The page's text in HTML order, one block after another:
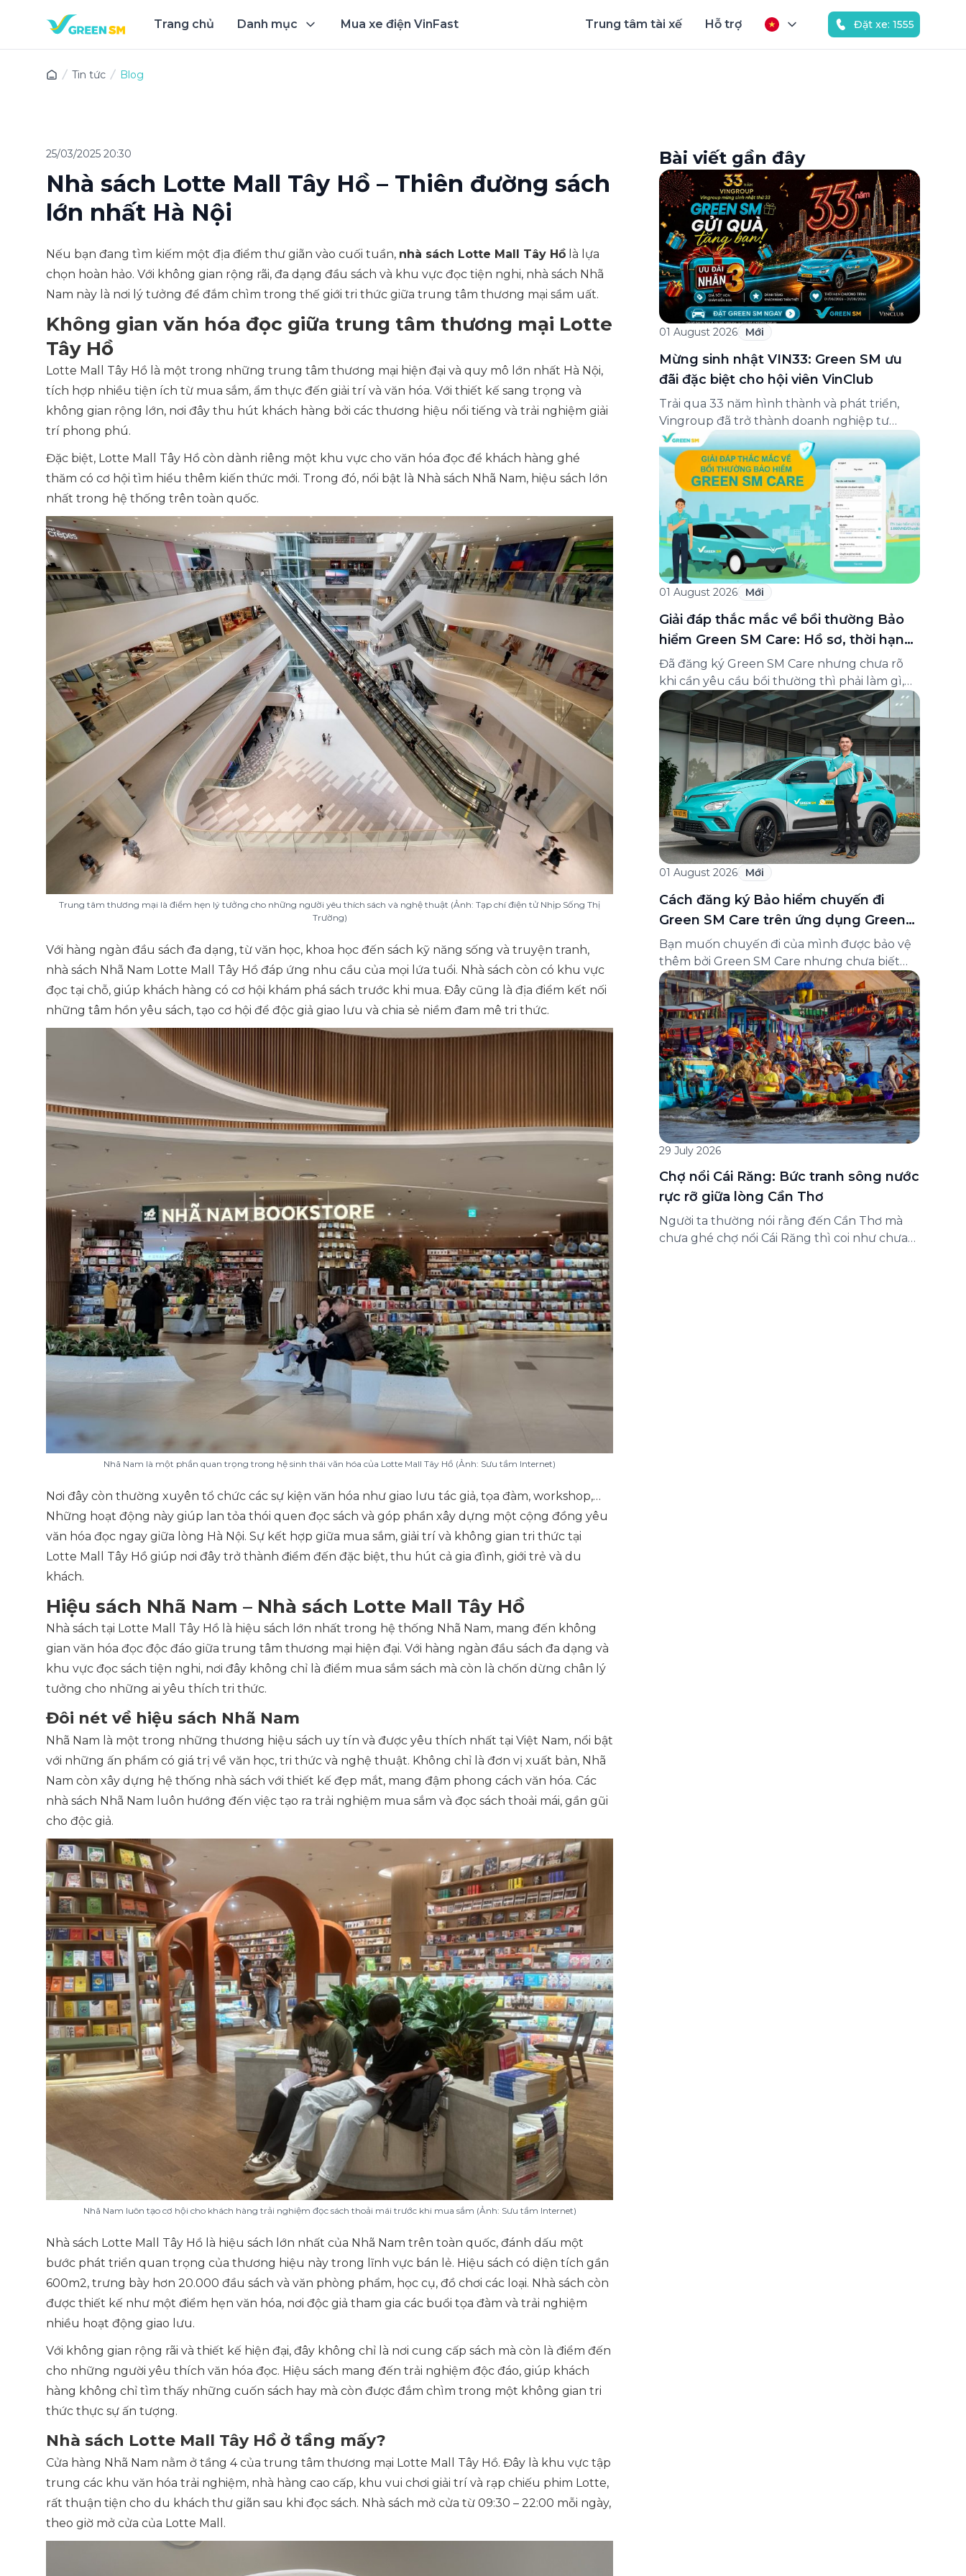
Trang chủ Danh mục Mua xe điện VinFast Trung tâm tài xế Hỗ trợ Đặt xe: 1555
Tin tức Blog
25/03/2025 20:30
Nhà sách Lotte Mall Tây Hồ – Thiên đường sách
lớn nhất Hà Nội
Nếu bạn đang tìm kiếm một địa điểm thư giãn vào cuối tuần, nhà sách Lotte Mall Tây Hồ là lựa
chọn hoàn hảo. Với không gian rộng rãi, đa dạng đầu sách và khu vực đọc tiện nghi, nhà sách Nhã
Nam này là nơi lý tưởng để đắm chìm trong thế giới tri thức giữa trung tâm thương mại sầm uất.
Không gian văn hóa đọc giữa trung tâm thương mại Lotte
Tây Hồ
Lotte Mall Tây Hồ là một trong những trung tâm thương mại hiện đại và quy mô lớn nhất Hà Nội,
tích hợp nhiều tiện ích từ mua sắm, ẩm thực đến giải trí và văn hóa. Với thiết kế sang trọng và
không gian rộng lớn, nơi đây thu hút khách hàng bởi các thương hiệu nổi tiếng và trải nghiệm giải
trí phong phú.
Đặc biệt, Lotte Mall Tây Hồ còn dành riêng một khu vực cho văn hóa đọc để khách hàng ghé
thăm có cơ hội tìm hiểu thêm kiến thức mới. Trong đó, nổi bật là Nhà sách Nhã Nam, hiệu sách lớn
nhất trong hệ thống trên toàn quốc.
Trung tâm thương mại là điểm hẹn lý tưởng cho những người yêu thích sách và nghệ thuật (Ảnh: Tạp chí điện tử Nhịp Sống Thị
Trường)
Với hàng ngàn đầu sách đa dạng, từ văn học, khoa học đến sách kỹ năng sống và truyện tranh,
nhà sách Nhã Nam Lotte Mall Tây Hồ đáp ứng nhu cầu của mọi lứa tuổi. Nhà sách còn có khu vực
đọc tại chỗ, giúp khách hàng có cơ hội khám phá sách trước khi mua. Đây cũng là địa điểm kết nối
những tâm hồn yêu sách, tạo cơ hội để độc giả giao lưu và chia sẻ niềm đam mê tri thức.
Nhã Nam là một phần quan trọng trong hệ sinh thái văn hóa của Lotte Mall Tây Hồ (Ảnh: Sưu tầm Internet)
Nơi đây còn thường xuyên tổ chức các sự kiện văn hóa như giao lưu tác giả, tọa đàm, workshop,…
Những hoạt động này giúp lan tỏa thói quen đọc sách và góp phần xây dựng một cộng đồng yêu
văn hóa đọc ngay giữa lòng Hà Nội. Sự kết hợp giữa mua sắm, giải trí và không gian tri thức tại
Lotte Mall Tây Hồ giúp nơi đây trở thành điểm đến đặc biệt, thu hút cả gia đình, giới trẻ và du
khách.
Hiệu sách Nhã Nam – Nhà sách Lotte Mall Tây Hồ
Nhà sách tại Lotte Mall Tây Hồ là hiệu sách lớn nhất trong hệ thống Nhã Nam, mang đến không
gian văn hóa đọc độc đáo giữa trung tâm thương mại hiện đại. Với hàng ngàn đầu sách đa dạng và
khu vực đọc sách tiện nghi, nơi đây không chỉ là điểm mua sắm sách mà còn là chốn dừng chân lý
tưởng cho những ai yêu thích tri thức.
Đôi nét về hiệu sách Nhã Nam
Nhã Nam là một trong những thương hiệu sách uy tín và được yêu thích nhất tại Việt Nam, nổi bật
với những ấn phẩm có giá trị về văn học, tri thức và nghệ thuật. Không chỉ là đơn vị xuất bản, Nhã
Nam còn xây dựng hệ thống nhà sách với thiết kế đẹp mắt, mang đậm phong cách văn hóa. Các
nhà sách Nhã Nam luôn hướng đến việc tạo ra trải nghiệm mua sắm và đọc sách thoải mái, gần gũi
cho độc giả.
Nhã Nam luôn tạo cơ hội cho khách hàng trải nghiệm đọc sách thoải mái trước khi mua sắm (Ảnh: Sưu tầm Internet)
Nhà sách Lotte Mall Tây Hồ là hiệu sách lớn nhất của Nhã Nam trên toàn quốc, đánh dấu một
bước phát triển quan trọng của thương hiệu này trong lĩnh vực bán lẻ. Hiệu sách có diện tích gần
600m2, trưng bày hơn 20.000 đầu sách và văn phòng phẩm, học cụ, đồ chơi các loại. Nhà sách còn
được thiết kế như một điểm hẹn văn hóa, nơi độc giả tham gia các buổi tọa đàm và trải nghiệm
nhiều hoạt động giao lưu.
Với không gian rộng rãi và thiết kế hiện đại, đây không chỉ là nơi cung cấp sách mà còn là điểm đến
cho những người yêu thích văn hóa đọc. Hiệu sách mang đến trải nghiệm độc đáo, giúp khách
hàng không chỉ tìm thấy những cuốn sách hay mà còn được đắm chìm trong một không gian tri
thức thực sự ấn tượng.
Nhà sách Lotte Mall Tây Hồ ở tầng mấy?
Cửa hàng Nhã Nam nằm ở tầng 4 của trung tâm thương mại Lotte Mall Tây Hồ. Đây là khu vực tập
trung các khu văn hóa trải nghiệm, nhà hàng cao cấp, khu vui chơi giải trí và rạp chiếu phim Lotte,
rất thuận tiện cho du khách thư giãn sau khi đọc sách. Nhà sách mở cửa từ 09:30 – 22:00 mỗi ngày,
theo giờ mở cửa của Lotte Mall.
Bài viết gần đây
01 August 2026 Mới
Mừng sinh nhật VIN33: Green SM ưu
đãi đặc biệt cho hội viên VinClub
Trải qua 33 năm hình thành và phát triển,
Vingroup đã trở thành doanh nghiệp tư
nhân đa ngành lớn nhất Việt Nam, lọt Top 30
doanh nghiệp lớn nhất Đông Nam Á theo
bảng xếp hạng của Tạp chí Fortune (Mỹ).
Nhân kỷ niệm 33 năm thành lập (8/8/1993
đến 8/8/2026), Green SM trân […]
01 August 2026 Mới
Giải đáp thắc mắc về bồi thường Bảo
hiểm Green SM Care: Hồ sơ, thời hạn
và cách liên hệ hỗ trợ
Đã đăng ký Green SM Care nhưng chưa rõ
khi cần yêu cầu bồi thường thì phải làm gì,
hồ sơ ra sao, hay giấy chứng nhận bảo hiểm
tìm ở đâu? Bài viết này tổng hợp đầy đủ các
câu hỏi thường gặp nhất về quy trình bồi
thường và hỗ trợ của Green […]
01 August 2026 Mới
Cách đăng ký Bảo hiểm chuyến đi
Green SM Care trên ứng dụng Green
SM
Bạn muốn chuyến đi của mình được bảo vệ
thêm bởi Green SM Care nhưng chưa biết
đăng ký ở đâu? Bài viết dưới đây sẽ hướng
dẫn chi tiết cách tham gia (và hủy tham gia)
gói bảo hiểm này ngay trên ứng dụng Green
SM, cùng những lưu ý quan trọng trước khi
[…]
29 July 2026
Chợ nổi Cái Răng: Bức tranh sông nước
rực rỡ giữa lòng Cần Thơ
Người ta thường nói rằng đến Cần Thơ mà
chưa ghé chợ nổi Cái Răng thì coi như chưa